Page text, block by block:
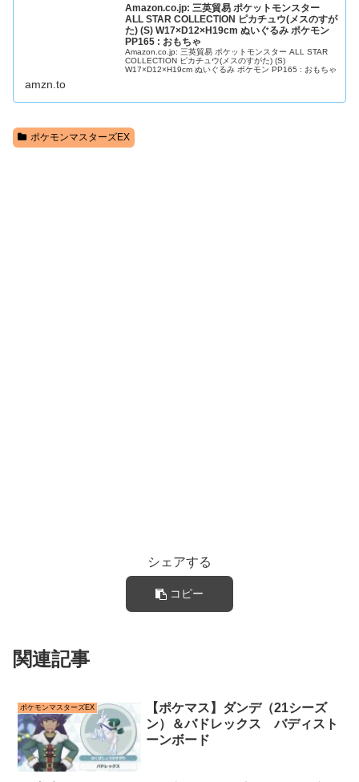
Amazon.co.jp: 三英貿易 ポケットモンスター
ALL STAR COLLECTION ピカチュウ(メスのすが
た) (S) W17×D12×H19cm ぬいぐるみ ポケモン
PP165 : おもちゃ
Amazon.co.jp: 三英貿易 ポケットモンスター ALL STAR
COLLECTION ピカチュウ(メスのすがた) (S)
W17×D12×H19cm ぬいぐるみ ポケモン PP165 : おもちゃ
amzn.to
ポケモンマスターズEX
シェアする
コピー
関連記事
ポケモンマスターズEX
【ポケマス】ダンデ（21シーズ
ン）＆バドレックス バディスト
ーンボード